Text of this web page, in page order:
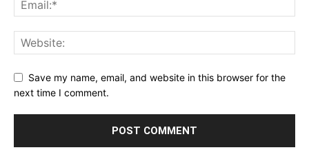
Save my name, email, and website in this browser for the
next time I comment.